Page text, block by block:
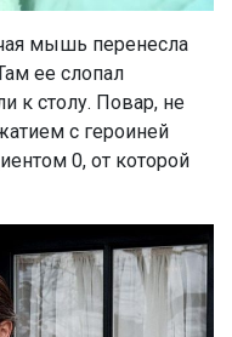
мышь перенесла
ее слопал
к столу. Повар, не
с героиней
0, от которой